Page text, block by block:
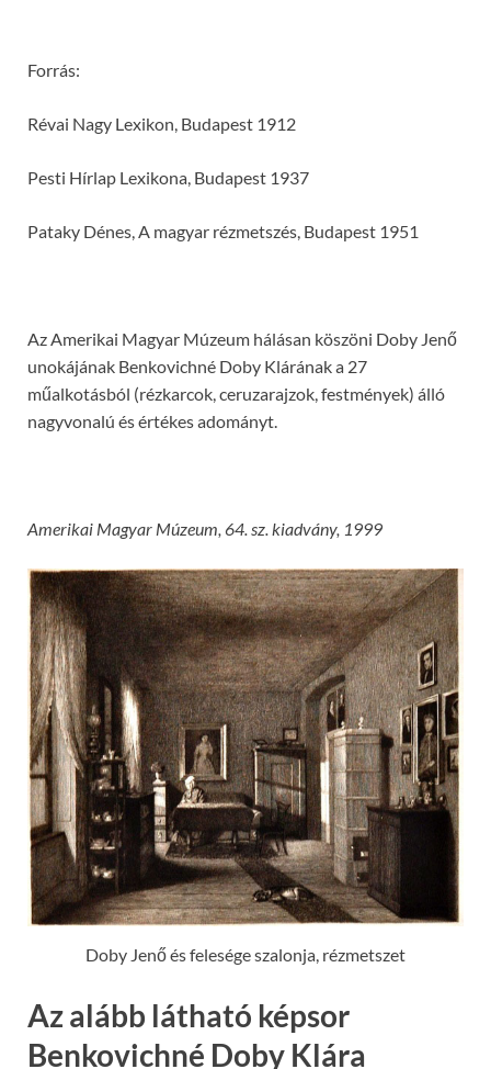
Forrás:
Révai Nagy Lexikon, Budapest 1912
Pesti Hírlap Lexikona, Budapest 1937
Pataky Dénes, A magyar rézmetszés, Budapest 1951
Az Amerikai Magyar Múzeum hálásan köszöni Doby Jenő
unokájának Benkovichné Doby Klárának a 27
műalkotásból (rézkarcok, ceruzarajzok, festmények) álló
nagyvonalú és értékes adományt.
Amerikai Magyar Múzeum, 64. sz. kiadvány, 1999
Doby Jenő és felesége szalonja, rézmetszet
Az alább látható képsor
Benkovichné Doby Klára